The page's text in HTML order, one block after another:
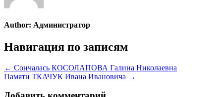
Author: Администратор
Навигация по записям
← Сончалась КОСОЛАПОВА Галина Николаевна
Памяти ТКАЧУК Ивана Ивановича →